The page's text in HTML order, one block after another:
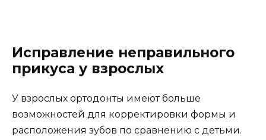
Исправление неправильного
прикуса у взрослых
У взрослых ортодонты имеют больше
возможностей для корректировки формы и
расположения зубов по сравнению с детьми.